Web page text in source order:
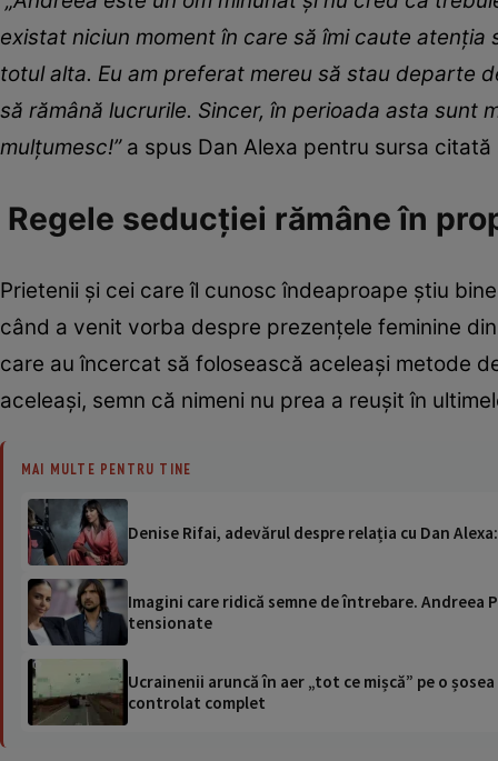
existat niciun moment în care să îmi caute
totul alta. Eu am preferat mereu să stau departe
să rămână lucrurile. Sincer, în perioada asta sunt
mulțumesc!” a spus Dan Alexa pentru sursa citată
Regele seducției rămâne în
Prietenii și cei care îl cunosc îndeaproape știu
când a venit vorba despre prezențele feminine
care au încercat să folosească aceleași metode
aceleași, semn că nimeni nu prea a reușit în
MAI MULTE PENTRU TINE
Denise Rifai, adevărul despre relația cu Dan
Imagini care ridică semne de întrebare. Andreea
tensionate
Ucrainenii aruncă în aer „tot ce mișcă” pe o
controlat complet